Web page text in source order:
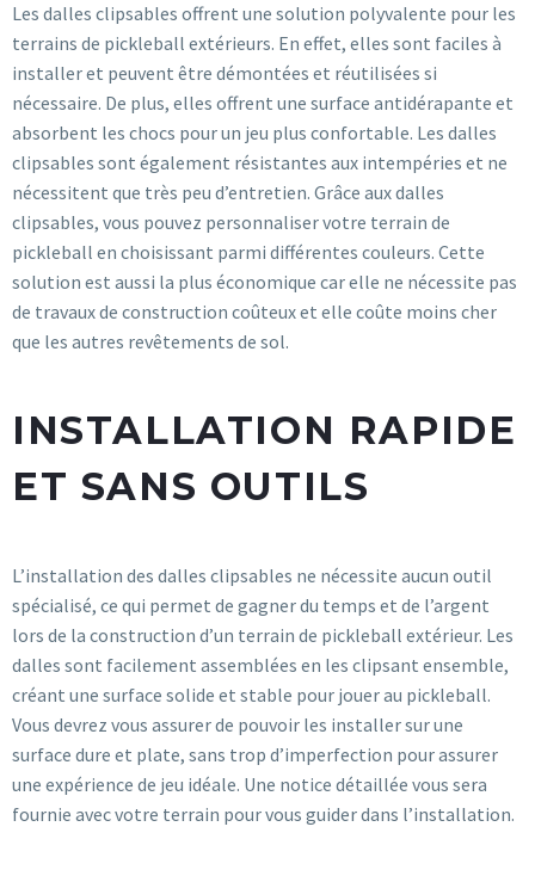
Les dalles clipsables offrent une solution polyvalente pour les
terrains de pickleball extérieurs. En effet, elles sont faciles à
installer et peuvent être démontées et réutilisées si
nécessaire. De plus, elles offrent une surface antidérapante et
absorbent les chocs pour un jeu plus confortable. Les dalles
clipsables sont également résistantes aux intempéries et ne
nécessitent que très peu d’entretien. Grâce aux dalles
clipsables, vous pouvez personnaliser votre terrain de
pickleball en choisissant parmi différentes couleurs. Cette
solution est aussi la plus économique car elle ne nécessite pas
de travaux de construction coûteux et elle coûte moins cher
que les autres revêtements de sol.
INSTALLATION RAPIDE
ET SANS OUTILS
L’installation des dalles clipsables ne nécessite aucun outil
spécialisé, ce qui permet de gagner du temps et de l’argent
lors de la construction d’un terrain de pickleball extérieur. Les
dalles sont facilement assemblées en les clipsant ensemble,
créant une surface solide et stable pour jouer au pickleball.
Vous devrez vous assurer de pouvoir les installer sur une
surface dure et plate, sans trop d’imperfection pour assurer
une expérience de jeu idéale. Une notice détaillée vous sera
fournie avec votre terrain pour vous guider dans l’installation.